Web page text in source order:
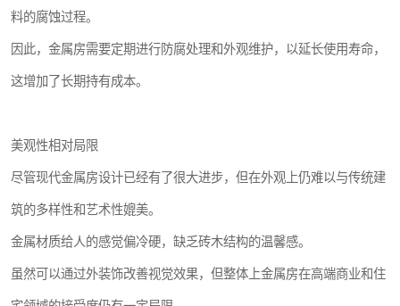
料的腐蚀过程。
因此，金属房需要定期进行防腐处理和外观维护，以延长使用寿命，
这增加了长期持有成本。
美观性相对局限
尽管现代金属房设计已经有了很大进步，但在外观上仍难以与传统建
筑的多样性和艺术性媲美。
金属材质给人的感觉偏冷硬，缺乏砖木结构的温馨感。
虽然可以通过外装饰改善视觉效果，但整体上金属房在高端商业和住